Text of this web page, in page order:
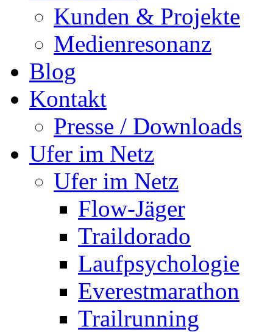
Kunden & Projekte
Medienresonanz
Blog
Kontakt
Presse / Downloads
Ufer im Netz
Ufer im Netz
Flow-Jäger
Traildorado
Laufpsychologie
Everestmarathon
Trailrunning